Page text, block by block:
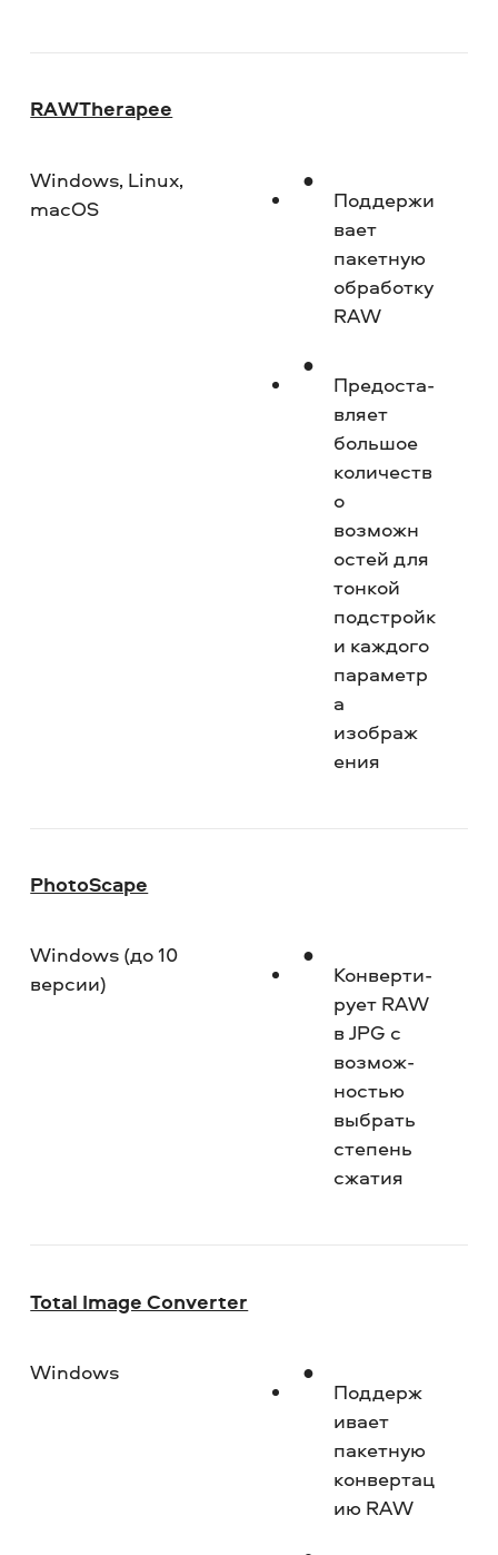
RAWTherapee
Windows, Linux,
macOS
Поддержи
ва­ет
пакетную
обработку
RAW
Предоста­
вляет
большое
количеств
о
возможн
о­стей для
тонкой
подстройк
и каждого
параметр
а
изображ
е­ния
PhotoScape
Windows (до 10
версии)
Конверти­
рует RAW
в JPG с
возмож­
ностью
выбрать
степень
сжатия
Total Image Converter
Windows
Поддерж
и­вает
пакетную
конвертац
ию RAW